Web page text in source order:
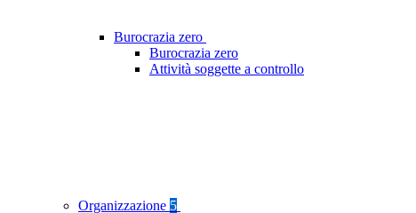
Burocrazia zero
Burocrazia zero
Attività soggette a controllo
Organizzazione 5